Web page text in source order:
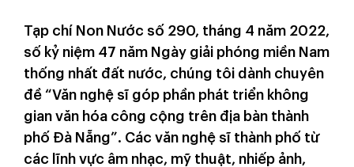
Tạp chí Non Nước số 290, tháng 4 năm 2022,
số kỷ niệm 47 năm Ngày giải phóng miền Nam
thống nhất đất nước, chúng tôi dành chuyên
đề “Văn nghệ sĩ góp phần phát triển không
gian văn hóa công cộng trên địa bàn thành
phố Đà Nẵng”. Các văn nghệ sĩ thành phố từ
các lĩnh vực âm nhạc, mỹ thuật, nhiếp ảnh,